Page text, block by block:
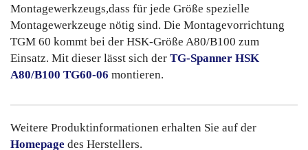
Montagewerkzeugs,dass für jede Größe spezielle
Montagewerkzeuge nötig sind. Die Montagevorrichtung
TGM 60 kommt bei der HSK-Größe A80/B100 zum
Einsatz. Mit dieser lässt sich der TG-Spanner HSK
A80/B100 TG60-06 montieren.
Weitere Produktinformationen erhalten Sie auf der
Homepage des Herstellers.